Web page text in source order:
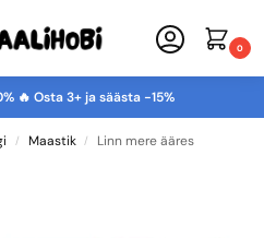
0
🔥 Osta 3+ ja säästa -15%
/ Maastik / Linn mere ääres